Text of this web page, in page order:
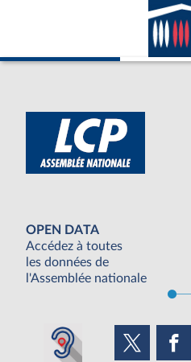
OPEN DATA
Accédez à toutes
les données de
l'Assemblée nationale